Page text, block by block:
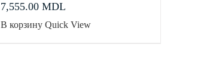
7,555.00MDL
В корзину Quick View